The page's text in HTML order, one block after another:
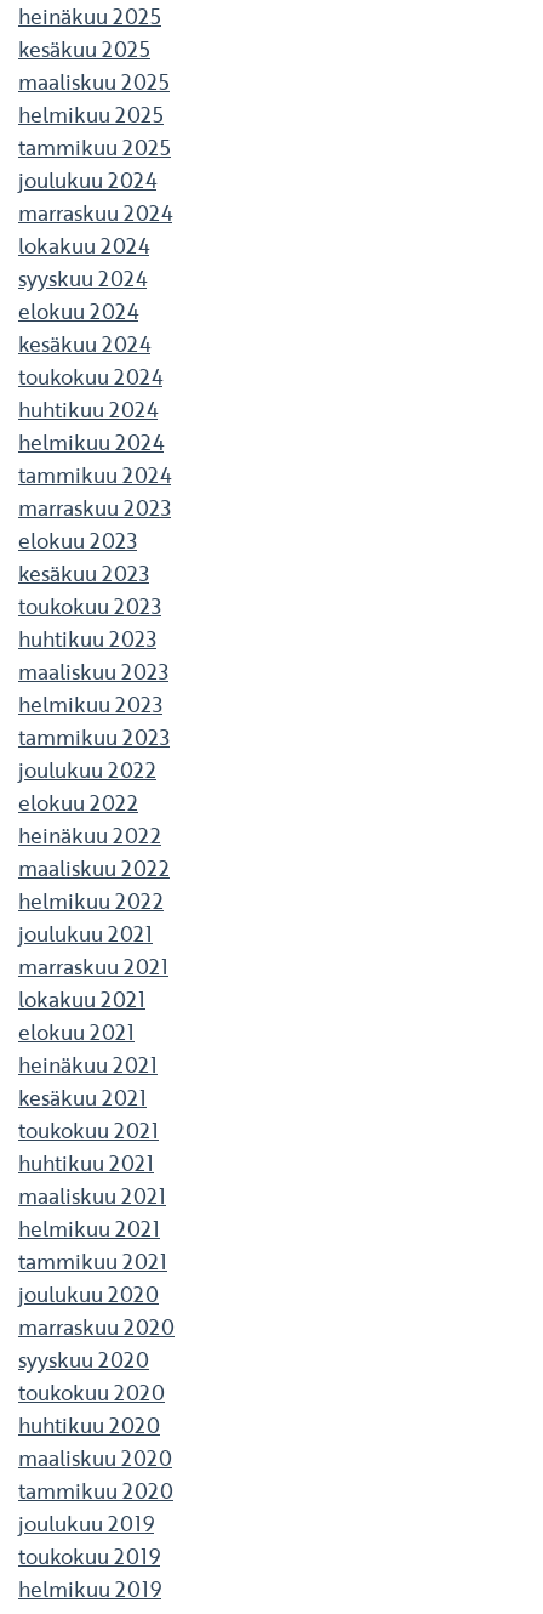
heinäkuu 2025
kesäkuu 2025
maaliskuu 2025
helmikuu 2025
tammikuu 2025
joulukuu 2024
marraskuu 2024
lokakuu 2024
syyskuu 2024
elokuu 2024
kesäkuu 2024
toukokuu 2024
huhtikuu 2024
helmikuu 2024
tammikuu 2024
marraskuu 2023
elokuu 2023
kesäkuu 2023
toukokuu 2023
huhtikuu 2023
maaliskuu 2023
helmikuu 2023
tammikuu 2023
joulukuu 2022
elokuu 2022
heinäkuu 2022
maaliskuu 2022
helmikuu 2022
joulukuu 2021
marraskuu 2021
lokakuu 2021
elokuu 2021
heinäkuu 2021
kesäkuu 2021
toukokuu 2021
huhtikuu 2021
maaliskuu 2021
helmikuu 2021
tammikuu 2021
joulukuu 2020
marraskuu 2020
syyskuu 2020
toukokuu 2020
huhtikuu 2020
maaliskuu 2020
tammikuu 2020
joulukuu 2019
toukokuu 2019
helmikuu 2019